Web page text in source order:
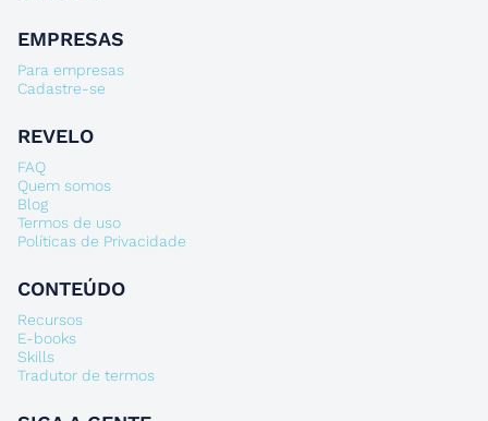
EMPRESAS
Para empresas
Cadastre-se
REVELO
FAQ
Quem somos
Blog
Termos de uso
Políticas de Privacidade
CONTEÚDO
Recursos
E-books
Skills
Tradutor de termos